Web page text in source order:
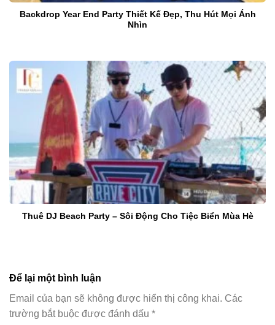
Backdrop Year End Party Thiết Kế Đẹp, Thu Hút Mọi Ánh
Nhìn
Thuê DJ Beach Party – Sôi Động Cho Tiệc Biển Mùa Hè
Để lại một bình luận
Email của bạn sẽ không được hiển thị công khai. Các
trường bắt buộc được đánh dấu *